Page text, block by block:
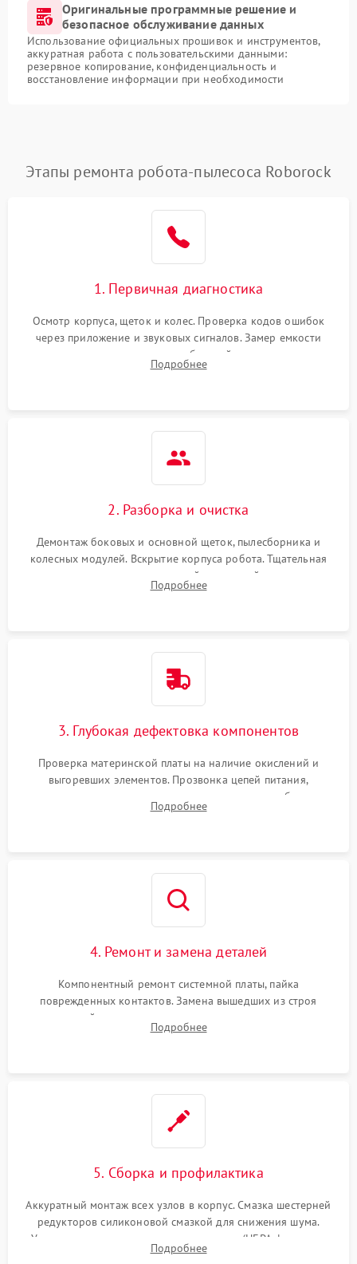
Оригинальные программные решение и
безопасное обслуживание данных
Использование официальных прошивок и инструментов,
аккуратная работа с пользовательскими данными:
резервное копирование, конфиденциальность и
восстановление информации при необходимости
Этапы ремонта робота-пылесоса Roborock
1. Первичная диагностика
Осмотр корпуса, щеток и колес. Проверка кодов ошибок
через приложение и звуковых сигналов. Замер емкости
аккумулятора и тестирование базовой станции зарядки.
Оценка работы лидара, бампера и датчиков падения для
Подробнее
2. Разборка и очистка
Демонтаж боковых и основной щеток, пылесборника и
колесных модулей. Вскрытие корпуса робота. Тщательная
очистка внутренних полостей, шестерней и плат от
скопившейся пыли, волос и шерсти животных с
Подробнее
3. Глубокая дефектовка компонентов
Проверка материнской платы на наличие окислений и
выгоревших элементов. Прозвонка цепей питания,
тестирование приводных моторов колес и турбины
всасывания. Оценка состояния оптических и инфракрасных
Подробнее
4. Ремонт и замена деталей
Компонентный ремонт системной платы, пайка
поврежденных контактов. Замена вышедших из строя
двигателей, изношенного аккумулятора, неисправного
лидара или помпы подачи воды. Восстановление шлейфов и
Подробнее
5. Сборка и профилактика
Аккуратный монтаж всех узлов в корпус. Смазка шестерней
редукторов силиконовой смазкой для снижения шума.
Установка новых расходных материалов (HEPA-фильтров,
микрофибры, щеток). Надежная фиксация разъемов и
Подробнее